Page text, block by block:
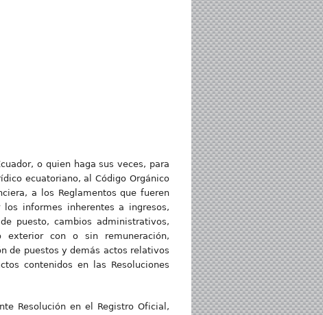
o quien haga sus veces, para
ecuatoriano, al Código Orgánico
a los Reglamentos que fueren
informes inherentes a ingresos,
puesto, cambios administrativos,
exterior con o sin remuneración,
de puestos y demás actos relativos
contenidos en las Resoluciones
Resolución en el Registro Oficial,